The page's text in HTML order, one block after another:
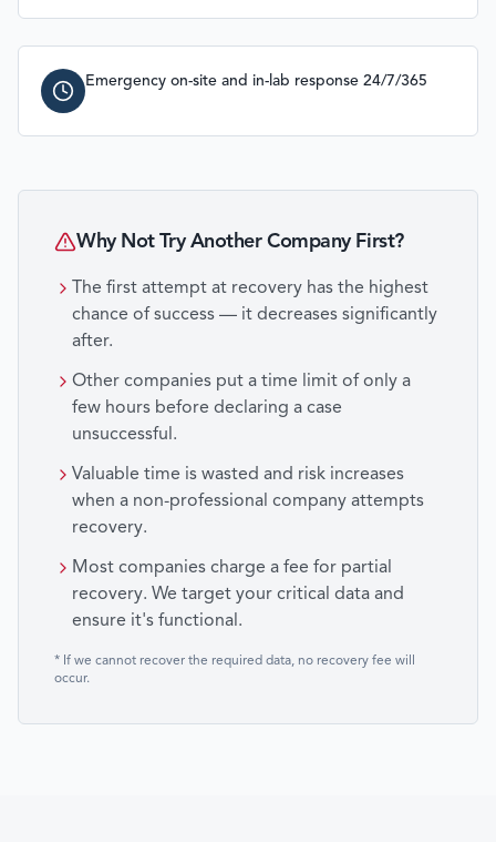
Emergency on-site and in-lab response 24/7/365
Why Not Try Another Company First?
The first attempt at recovery has the highest
chance of success — it decreases significantly
after.
Other companies put a time limit of only a
few hours before declaring a case
unsuccessful.
Valuable time is wasted and risk increases
when a non-professional company attempts
recovery.
Most companies charge a fee for partial
recovery. We target your critical data and
ensure it's functional.
* If we cannot recover the required data, no recovery fee will
occur.